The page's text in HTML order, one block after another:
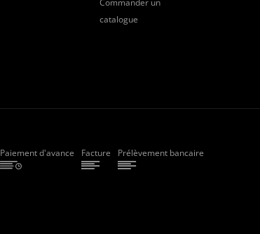
Commander un
catalogue
Paiement d'avance Facture Prélèvement bancaire